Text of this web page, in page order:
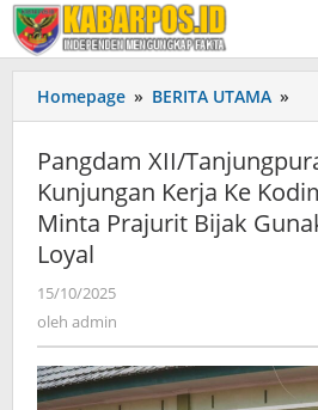
Lewati
ke
konten
Homepage » BERITA UTAMA »
Ke
Pangdam XII/
Kunjungan Kerja Ke
Minta Prajurit Bijak
Loyal
15/10/2025
oleh admin